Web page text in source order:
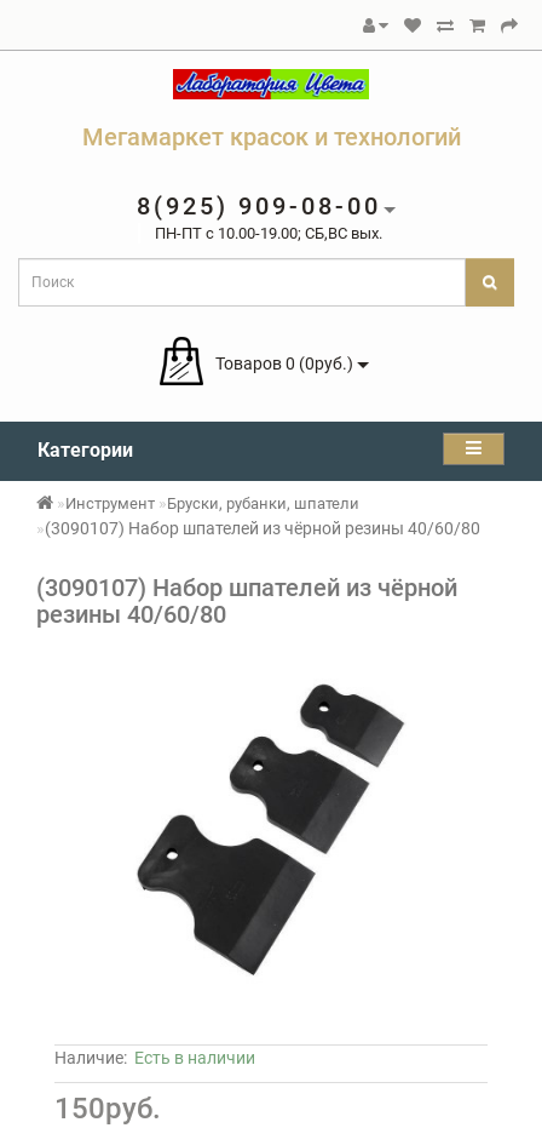
Мегамаркет красок и технологий
8(925) 909-08-00
ПН-ПТ c 10.00-19.00; СБ,ВС вых.
Товаров 0 (0руб.)
Категории
Инструмент Бруски, рубанки, шпатели
(3090107) Набор шпателей из чёрной резины 40/60/80
(3090107) Набор шпателей из чёрной
резины 40/60/80
Наличие: Есть в наличии
150руб.